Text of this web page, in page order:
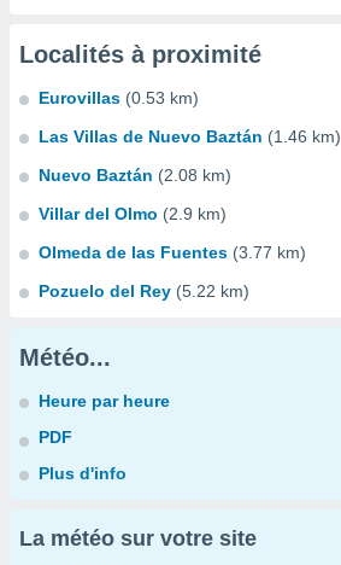
Localités à proximité
Eurovillas (0.53 km)
Las Villas de Nuevo Baztán (1.46 km)
Nuevo Baztán (2.08 km)
Villar del Olmo (2.9 km)
Olmeda de las Fuentes (3.77 km)
Pozuelo del Rey (5.22 km)
Météo...
Heure par heure
PDF
Plus d'info
La météo sur votre site